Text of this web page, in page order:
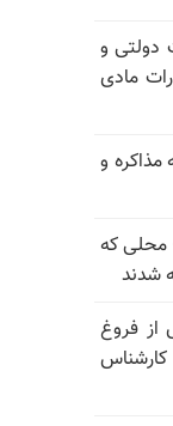
دولتی و
مادی
مذاکره و
محلی که
۳۸ سال پس از فروغ